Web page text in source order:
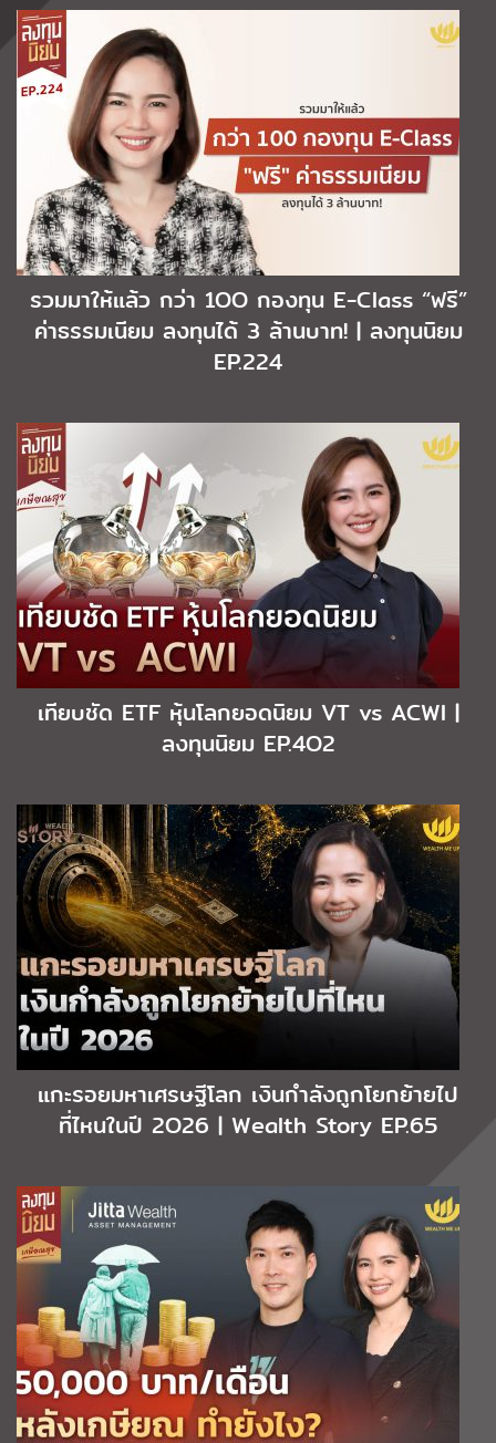
รวมมาให้แล้ว กว่า 1OO กองทุน E-Class “ฟรี”
ค่าธรรมเนียม ลงทุนได้ 3 ล้านบาท! | ลงทุนนิยม
EP.224
เทียบชัด ETF หุ้นโลกยอดนิยม VT vs ACWI |
ลงทุนนิยม EP.4O2
แกะรอยมหาเศรษฐีโลก เงินกำลังถูกโยกย้ายไป
ที่ไหนในปี 2O26 | Wealth Story EP.65